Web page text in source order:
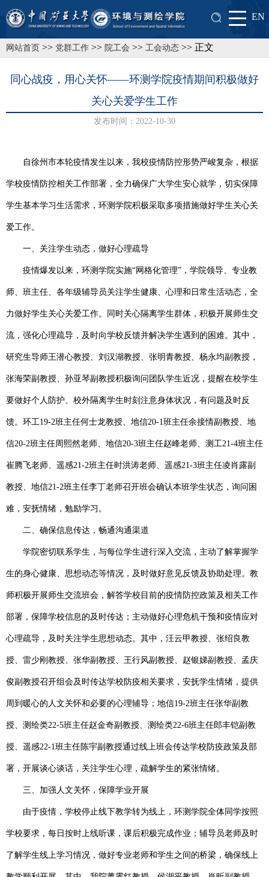
EN
网站首页 >> 党群工作 >> 院工会 >> 工会动态 >> 正文
同心战疫，用心关怀——环测学院疫情期间积极做好
关心关爱学生工作
发布时间：2022-10-30
自徐州市本轮疫情发生以来，我校疫情防控形势严峻复杂，根据
学校疫情防控相关工作部署，全力确保广大学生安心就学，切实保障
学生基本学习生活需求，环测学院积极采取多项措施做好学生关心关
爱工作。
一、关注学生动态，做好心理疏导
疫情爆发以来，环测学院实施“网格化管理”，学院领导、专业教
师、班主任、各年级辅导员关注学生健康、心理和日常生活动态，全
力做好学生关心关爱工作。同时关心隔离学生群体，积极开展师生交
流，强化心理疏导，及时向学校反馈并解决学生遇到的困难。其中，
研究生导师王潜心教授、刘汉湖教授、张明青教授、杨永均副教授，
张海荣副教授、孙亚琴副教授积极询问团队学生近况，提醒在校学生
要做好个人防护、校外隔离学生时刻注意身体状况，有问题及时反
馈。 环工 19-2班主任何士龙教授、地信20-1 班主任余接情副教授、地
信20-2班主任周熙然老师、地信20-3班主任赵峰老师、测工 21-4班主任
崔腾飞老师、遥感21-2班主任时洪涛老师、遥感21-3班主任凌肖露副
教授、地信21-2班主任李丁老师召开班会确认本班学生状态，询问困
难，安抚情绪，勉励学习。
二、确保信息传达，畅通沟通渠道
学院密切联系学生，与每位学生进行深入交流，主动了解掌握学
生的身心健康、思想动态等情况，及时做好意见反馈及协助处理。教
师积极开展师生交流班会，解答学校目前的疫情防控政策及相关工作
部署，保障学校信息的及时传达；主动做好心理危机干预和疫情应对
心理疏导，及时关注学生思想动态。其中， 汪云甲教授、张绍良教
授、雷少刚教授、张华副教授、王行风副教授、赵银娣副教授、孟庆
俊副教授召开组会及时传达学校防疫相关要求，安抚学生情绪，提供
周到暖心的人文关怀和必要的心理辅导； 地信19-2班主任张华副教
授、测绘类22-5班主任赵金奇副教授、测绘类22-6班主任郎丰铠副教
授、遥感22-1 班主任陈宇副教授通过线上班会传达学校防疫政策及部
署，开展谈心谈话 ， 关注学生心理，疏解学生的紧张情绪。
三、加强人文关怀，保障学业开展
由于疫情，学校停止线下教学转为线上，环测学院全体同学按照
学校要求，每日按时上线听课，课后积极完成作业；辅导员老师及时
了解学生线上学习情况，做好专业老师和学生之间的桥梁，确保线上